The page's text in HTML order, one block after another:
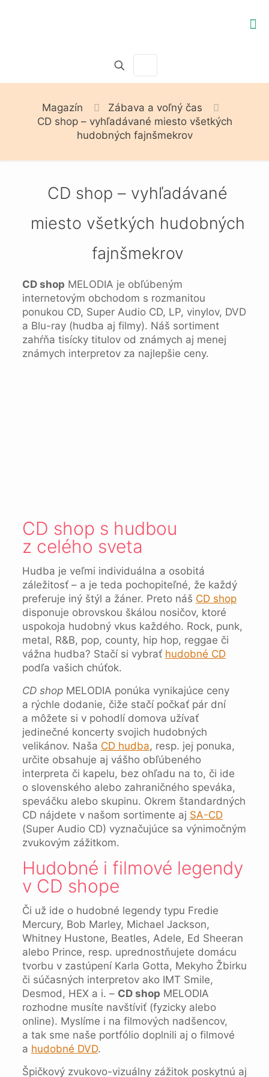
Magazín
Zábava a voľný čas
CD shop – vyhľadávané miesto všetkých
hudobných fajnšmekrov
CD shop – vyhľadávané
miesto všetkých hudobných
fajnšmekrov
CD shop MELODIA je obľúbeným
internetovým obchodom s rozmanitou
ponukou CD, Super Audio CD, LP, vinylov, DVD
a Blu-ray (hudba aj filmy). Náš sortiment
zahŕňa tisícky titulov od známych aj menej
známych interpretov za najlepšie ceny.
CD shop s hudbou
z celého sveta
Hudba je veľmi individuálna a osobitá
záležitosť – a je teda pochopiteľné, že každý
preferuje iný štýl a žáner. Preto náš CD shop
disponuje obrovskou škálou nosičov, ktoré
uspokoja hudobný vkus každého. Rock, punk,
metal, R&B, pop, county, hip hop, reggae či
vážna hudba? Stačí si vybrať hudobné CD
podľa vašich chúťok.
CD shopMELODIA ponúka vynikajúce ceny
a rýchle dodanie, čiže stačí počkať pár dní
a môžete si v pohodlí domova užívať
jedinečné koncerty svojich hudobných
velikánov. Naša CD hudba, resp. jej ponuka,
určite obsahuje aj vášho obľúbeného
interpreta či kapelu, bez ohľadu na to, či ide
o slovenského alebo zahraničného speváka,
speváčku alebo skupinu. Okrem štandardných
CD nájdete v našom sortimente aj SA-CD
(Super Audio CD) vyznačujúce sa výnimočným
zvukovým zážitkom.
Hudobné i filmové legendy
v CD shope
Či už ide o hudobné legendy typu Fredie
Mercury, Bob Marley, Michael Jackson,
Whitney Hustone, Beatles, Adele, Ed Sheeran
alebo Prince, resp. uprednostňujete domácu
tvorbu v zastúpení Karla Gotta, Mekyho Žbirku
či súčasných interpretov ako IMT Smile,
Desmod, HEX a i. – CD shop MELODIA
rozhodne musíte navštíviť (fyzicky alebo
online). Myslíme i na filmových nadšencov,
a tak sme naše portfólio doplnili aj o filmové
a hudobné DVD.
Špičkový zvukovo-vizuálny zážitok poskytnú aj